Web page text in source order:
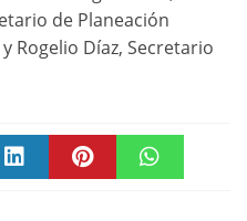
de Planeación
Rogelio Díaz, Secretario